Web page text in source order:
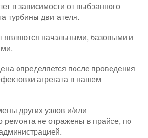
в зависимости от выбранного
турбины двигателя.
являются начальными, базовыми и
определяется после проведения
агрегата в нашем
других узлов и/или
ремонта не отражены в прайсе, по